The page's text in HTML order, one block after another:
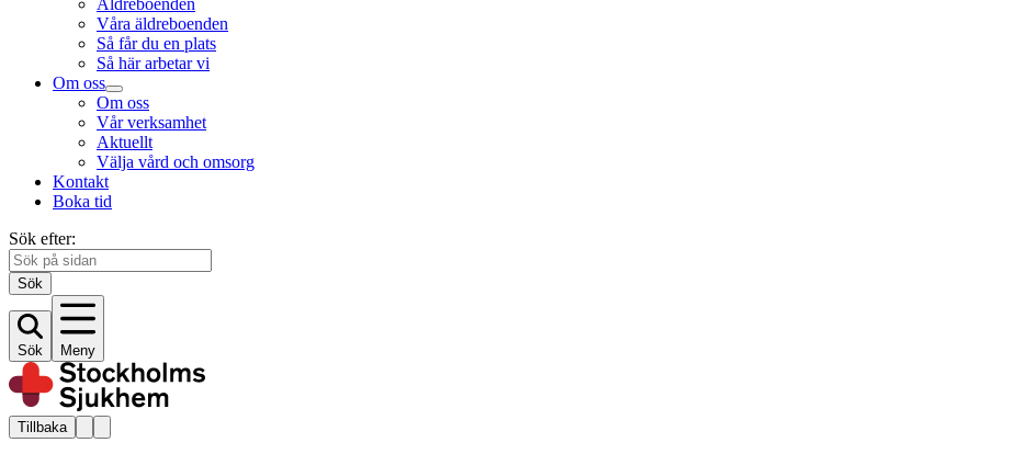
Äldreboenden
Våra äldreboenden
Så får du en plats
Så här arbetar vi
Om oss
Om oss
Vår verksamhet
Aktuellt
Välja vård och omsorg
Kontakt
Boka tid
Sök efter:
Sök
Sök Meny
Tillbaka